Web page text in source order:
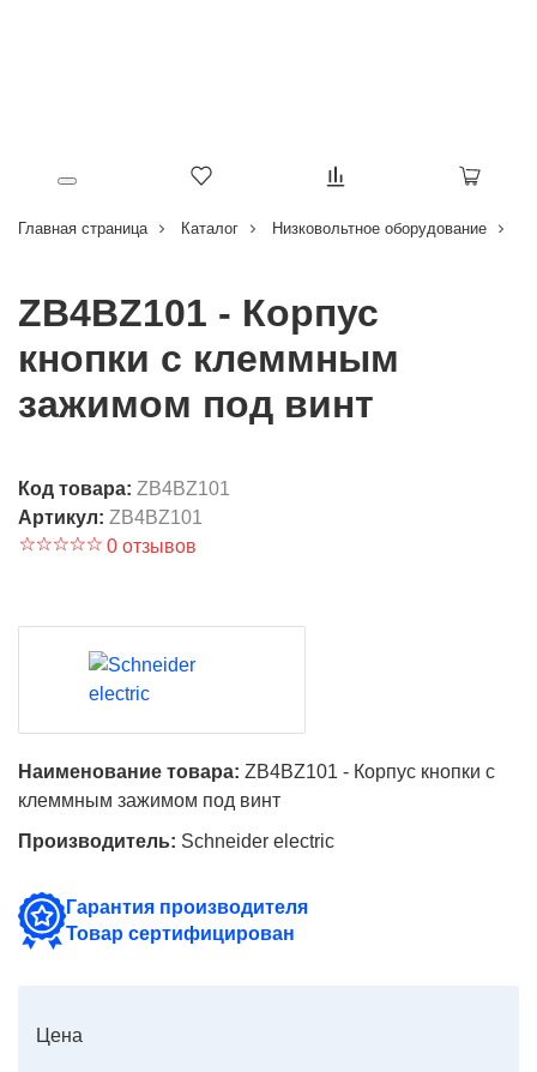
Главная страница Каталог Низковольтное оборудование
ZB4BZ101 - Корпус
кнопки с клеммным
зажимом под винт
Код товара: ZB4BZ101
Артикул: ZB4BZ101
0 отзывов
Наименование товара: ZB4BZ101 - Корпус кнопки с
клеммным зажимом под винт
Производитель: Schneider electric
Гарантия производителя
Товар сертифицирован
Цена